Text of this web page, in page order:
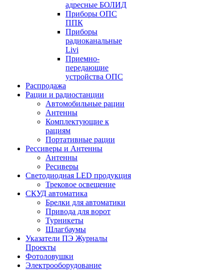
адресные БОЛИД
Приборы ОПС
ППК
Приборы
радиоканальные
Livi
Приемно-
передающие
устройства ОПС
Распродажа
Рации и радиостанции
Автомобильные рации
Антенны
Комплектующие к
рациям
Портативные рации
Рессиверы и Антенны
Антенны
Ресиверы
Светодиодная LED продукция
Трековое освещение
СКУД автоматика
Брелки для автоматики
Привода для ворот
Турникеты
Шлагбаумы
Указатели ПЭ Журналы
Проекты
Фотоловушки
Электрооборудование